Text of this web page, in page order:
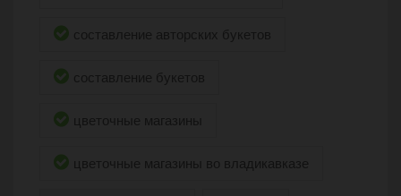
составление авторских букетов
составление букетов
цветочные магазины
цветочные магазины во владикавказе